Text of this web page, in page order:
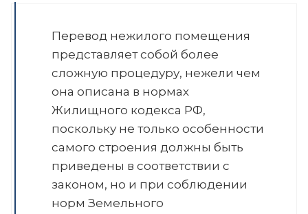
Перевод нежилого помещения
представляет собой более
сложную процедуру, нежели чем
она описана в нормах
Жилищного кодекса РФ,
поскольку не только особенности
самого строения должны быть
приведены в соответствии с
законом, но и при соблюдении
норм Земельного